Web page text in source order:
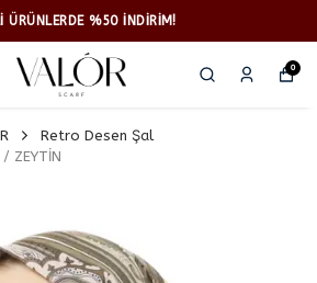
ÜRÜNLERDE %50 İNDİRİM!
0
Retro Desen Şal
/ ZEYTİN